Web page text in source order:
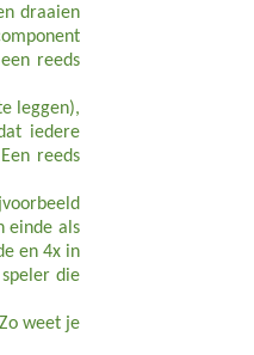
draaien
reeds
leggen),
iedere
reeds
einde als
en 4x in
die
weet je